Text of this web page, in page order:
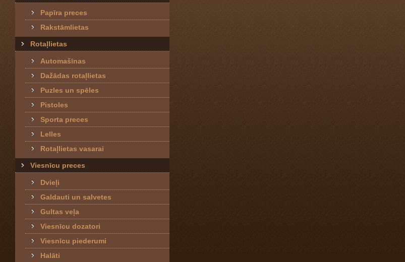
Papīra preces
Rakstāmlietas
Rotaļlietas
Automašīnas
Dažādas rotaļlietas
Puzles un spēles
Pistoles
Sporta preces
Lelles
Rotaļlietas vasarai
Viesnīcu preces
Dvieļi
Galdauti un salvetes
Gultas veļa
Viesnīcu dozatori
Viesnīcu piederumi
Halāti